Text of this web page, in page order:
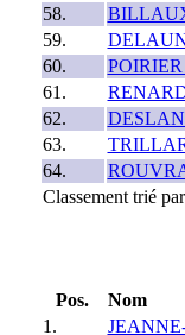
58.
59.
60.
POIRIER
61.
62.
63.
64.
Classement trié
Pos.
Nom
1.